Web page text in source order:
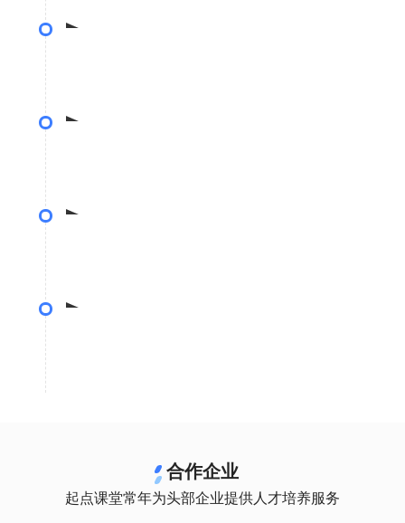
合作企业
起点课堂常年为头部企业提供人才培养服务